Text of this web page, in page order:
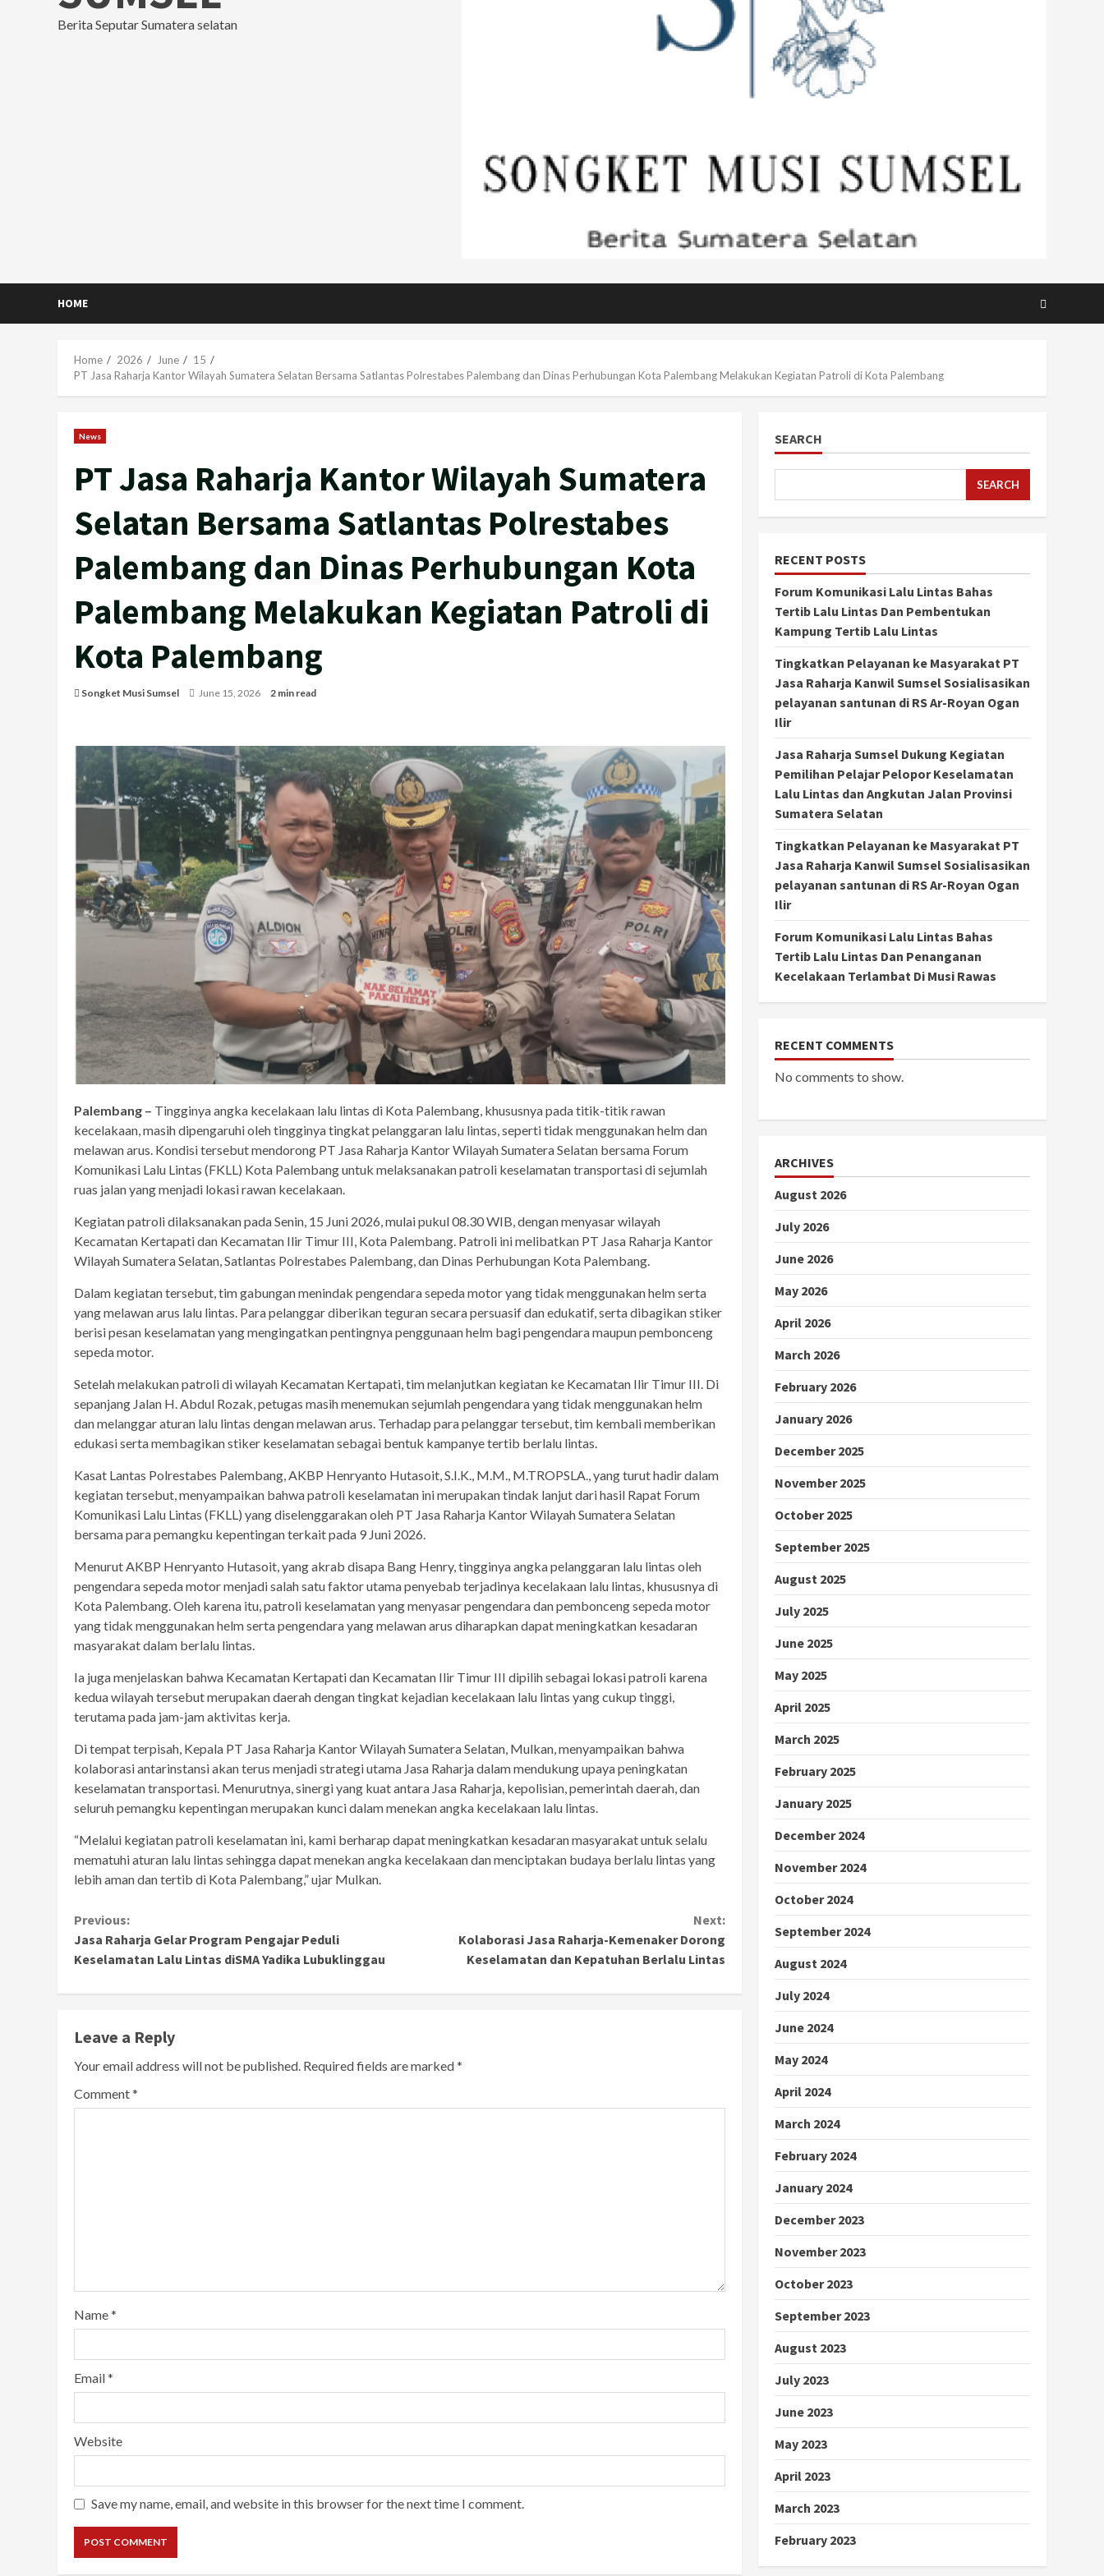
Berita Seputar Sumatera selatan
HOME
Home 2026 June
15
PT Jasa Raharja Kantor Wilayah Sumatera Selatan Bersama Satlantas Polrestabes Palembang dan Dinas Perhubungan Kota Palembang Melakukan Kegiatan Patroli di Kota Palembang
News
PT Jasa Raharja Kantor Wilayah Sumatera
Selatan Bersama Satlantas Polrestabes
Palembang dan Dinas Perhubungan Kota
Palembang Melakukan Kegiatan Patroli di
Kota Palembang
Songket Musi Sumsel June 15, 2026 2 min read
Palembang – Tingginya angka kecelakaan lalu lintas di Kota Palembang, khususnya pada titik-titik rawan
kecelakaan, masih dipengaruhi oleh tingginya tingkat pelanggaran lalu lintas, seperti tidak menggunakan helm dan
melawan arus. Kondisi tersebut mendorong PT Jasa Raharja Kantor Wilayah Sumatera Selatan bersama Forum
Komunikasi Lalu Lintas (FKLL) Kota Palembang untuk melaksanakan patroli keselamatan transportasi di sejumlah
ruas jalan yang menjadi lokasi rawan kecelakaan.
Kegiatan patroli dilaksanakan pada Senin, 15 Juni 2026, mulai pukul 08.30 WIB, dengan menyasar wilayah
Kecamatan Kertapati dan Kecamatan Ilir Timur III, Kota Palembang. Patroli ini melibatkan PT Jasa Raharja Kantor
Wilayah Sumatera Selatan, Satlantas Polrestabes Palembang, dan Dinas Perhubungan Kota Palembang.
Dalam kegiatan tersebut, tim gabungan menindak pengendara sepeda motor yang tidak menggunakan helm serta
yang melawan arus lalu lintas. Para pelanggar diberikan teguran secara persuasif dan edukatif, serta dibagikan stiker
berisi pesan keselamatan yang mengingatkan pentingnya penggunaan helm bagi pengendara maupun pembonceng
sepeda motor.
Setelah melakukan patroli di wilayah Kecamatan Kertapati, tim melanjutkan kegiatan ke Kecamatan Ilir Timur III. Di
sepanjang Jalan H. Abdul Rozak, petugas masih menemukan sejumlah pengendara yang tidak menggunakan helm
dan melanggar aturan lalu lintas dengan melawan arus. Terhadap para pelanggar tersebut, tim kembali memberikan
edukasi serta membagikan stiker keselamatan sebagai bentuk kampanye tertib berlalu lintas.
Kasat Lantas Polrestabes Palembang, AKBP Henryanto Hutasoit, S.I.K., M.M., M.TROPSLA., yang turut hadir dalam
kegiatan tersebut, menyampaikan bahwa patroli keselamatan ini merupakan tindak lanjut dari hasil Rapat Forum
Komunikasi Lalu Lintas (FKLL) yang diselenggarakan oleh PT Jasa Raharja Kantor Wilayah Sumatera Selatan
bersama para pemangku kepentingan terkait pada 9 Juni 2026.
Menurut AKBP Henryanto Hutasoit, yang akrab disapa Bang Henry, tingginya angka pelanggaran lalu lintas oleh
pengendara sepeda motor menjadi salah satu faktor utama penyebab terjadinya kecelakaan lalu lintas, khususnya di
Kota Palembang. Oleh karena itu, patroli keselamatan yang menyasar pengendara dan pembonceng sepeda motor
yang tidak menggunakan helm serta pengendara yang melawan arus diharapkan dapat meningkatkan kesadaran
masyarakat dalam berlalu lintas.
Ia juga menjelaskan bahwa Kecamatan Kertapati dan Kecamatan Ilir Timur III dipilih sebagai lokasi patroli karena
kedua wilayah tersebut merupakan daerah dengan tingkat kejadian kecelakaan lalu lintas yang cukup tinggi,
terutama pada jam-jam aktivitas kerja.
Di tempat terpisah, Kepala PT Jasa Raharja Kantor Wilayah Sumatera Selatan, Mulkan, menyampaikan bahwa
kolaborasi antarinstansi akan terus menjadi strategi utama Jasa Raharja dalam mendukung upaya peningkatan
keselamatan transportasi. Menurutnya, sinergi yang kuat antara Jasa Raharja, kepolisian, pemerintah daerah, dan
seluruh pemangku kepentingan merupakan kunci dalam menekan angka kecelakaan lalu lintas.
“Melalui kegiatan patroli keselamatan ini, kami berharap dapat meningkatkan kesadaran masyarakat untuk selalu
mematuhi aturan lalu lintas sehingga dapat menekan angka kecelakaan dan menciptakan budaya berlalu lintas yang
lebih aman dan tertib di Kota Palembang,” ujar Mulkan.
Continue
Reading
Previous:
Jasa Raharja Gelar Program Pengajar Peduli
Keselamatan Lalu Lintas diSMA Yadika Lubuklinggau
Next:
Kolaborasi Jasa Raharja-Kemenaker Dorong
Keselamatan dan Kepatuhan Berlalu Lintas
Leave a Reply
Your email address will not be published. Required fields are marked*
Comment*
Name*
Email*
Website
Save my name, email, and website in this browser for the next time I comment.
SEARCH
SEARCH
RECENT POSTS
Forum Komunikasi Lalu Lintas Bahas
Tertib Lalu Lintas Dan Pembentukan
Kampung Tertib Lalu Lintas
Tingkatkan Pelayanan ke Masyarakat PT
Jasa Raharja Kanwil Sumsel Sosialisasikan
pelayanan santunan di RS Ar-Royan Ogan
Ilir
Jasa Raharja Sumsel Dukung Kegiatan
Pemilihan Pelajar Pelopor Keselamatan
Lalu Lintas dan Angkutan Jalan Provinsi
Sumatera Selatan
Tingkatkan Pelayanan ke Masyarakat PT
Jasa Raharja Kanwil Sumsel Sosialisasikan
pelayanan santunan di RS Ar-Royan Ogan
Ilir
Forum Komunikasi Lalu Lintas Bahas
Tertib Lalu Lintas Dan Penanganan
Kecelakaan Terlambat Di Musi Rawas
RECENT COMMENTS
No comments to show.
ARCHIVES
August 2026
July 2026
June 2026
May 2026
April 2026
March 2026
February 2026
January 2026
December 2025
November 2025
October 2025
September 2025
August 2025
July 2025
June 2025
May 2025
April 2025
March 2025
February 2025
January 2025
December 2024
November 2024
October 2024
September 2024
August 2024
July 2024
June 2024
May 2024
April 2024
March 2024
February 2024
January 2024
December 2023
November 2023
October 2023
September 2023
August 2023
July 2023
June 2023
May 2023
April 2023
March 2023
February 2023